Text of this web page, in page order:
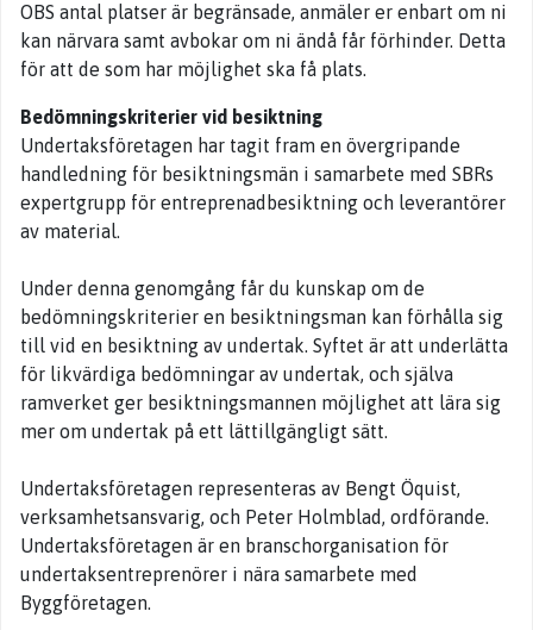
OBS antal platser är begränsade, anmäler er enbart om ni
kan närvara samt avbokar om ni ändå får förhinder. Detta
för att de som har möjlighet ska få plats.
Bedömningskriterier vid besiktning
Undertaksföretagen har tagit fram en övergripande
handledning för besiktningsmän i samarbete med SBRs
expertgrupp för entreprenadbesiktning och leverantörer
av material.
Under denna genomgång får du kunskap om de
bedömningskriterier en besiktningsman kan förhålla sig
till vid en besiktning av undertak. Syftet är att underlätta
för likvärdiga bedömningar av undertak, och själva
ramverket ger besiktningsmannen möjlighet att lära sig
mer om undertak på ett lättillgängligt sätt.
Undertaksföretagen representeras av Bengt Öquist,
verksamhetsansvarig, och Peter Holmblad, ordförande.
Undertaksföretagen är en branschorganisation för
undertaksentreprenörer i nära samarbete med
Byggföretagen.